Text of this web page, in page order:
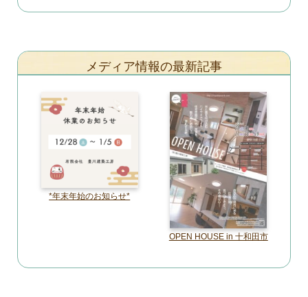
メディア情報の最新記事
*年末年始のお知らせ*
OPEN HOUSE in 十和田市